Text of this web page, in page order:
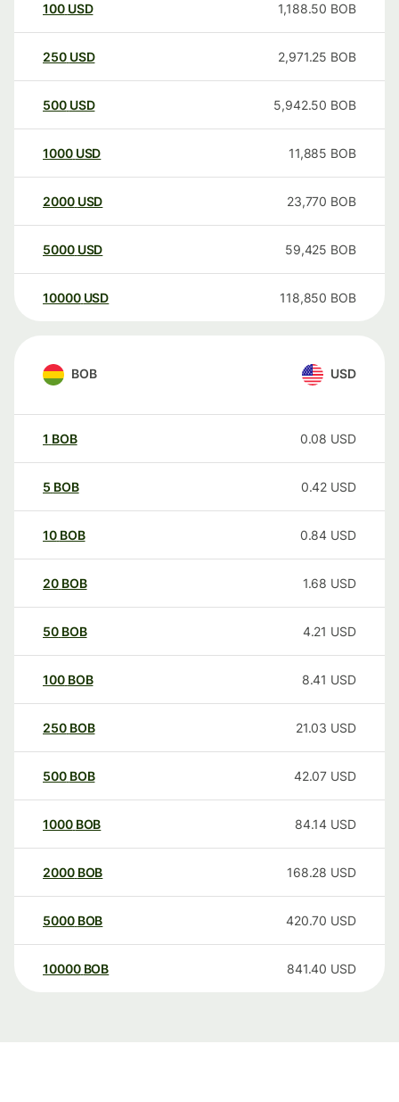
100 USD 1,188.50 BOB
250 USD 2,971.25 BOB
500 USD 5,942.50 BOB
1000 USD 11,885 BOB
2000 USD 23,770 BOB
5000 USD 59,425 BOB
10000 USD 118,850 BOB
BOB USD
1 BOB 0.08 USD
5 BOB 0.42 USD
10 BOB 0.84 USD
20 BOB 1.68 USD
50 BOB 4.21 USD
100 BOB 8.41 USD
250 BOB 21.03 USD
500 BOB 42.07 USD
1000 BOB 84.14 USD
2000 BOB 168.28 USD
5000 BOB 420.70 USD
10000 BOB 841.40 USD